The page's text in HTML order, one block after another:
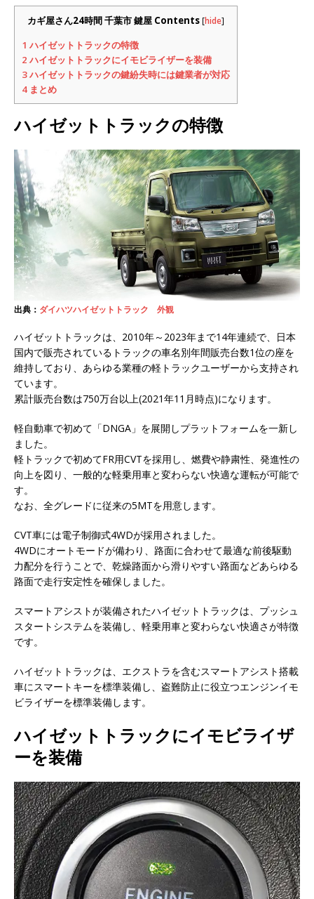
カギ屋さん24時間 千葉市 鍵屋 Contents [hide]
1 ハイゼットトラックの特徴
2 ハイゼットトラックにイモビライザーを装備
3ハイゼットトラックの鍵紛失時には鍵業者が対応
4 まとめ
ハイゼットトラックの特徴
出典： ダイハツハイゼットトラック 外観
ハイゼットトラックは、2010年～2023年まで14年連続で、日本
国内で販売されているトラックの車名別年間販売台数1位の座を
維持しており、あらゆる業種の軽トラックユーザーから支持され
ています。
累計販売台数は750万台以上(2021年11月時点)になります。
軽自動車で初めて「DNGA」を展開しプラットフォームを一新し
ました。
軽トラックで初めてFR用CVTを採用し、燃費や静粛性、発進性の
向上を図り、一般的な軽乗用車と変わらない快適な運転が可能で
す。
なお、全グレードに従来の5MTを用意します。
CVT車には電子制御式4WDが採用されました。
4WDにオートモードが備わり、路面に合わせて最適な前後駆動
力配分を行うことで、乾燥路面から滑りやすい路面などあらゆる
路面で走行安定性を確保しました。
スマートアシストが装備されたハイゼットトラックは、プッシュ
スタートシステムを装備し、軽乗用車と変わらない快適さが特徴
です。
ハイゼットトラックは、エクストラを含むスマートアシスト搭載
車にスマートキーを標準装備し、盗難防止に役立つエンジンイモ
ビライザーを標準装備します。
ハイゼットトラックにイモビライザ
ーを装備